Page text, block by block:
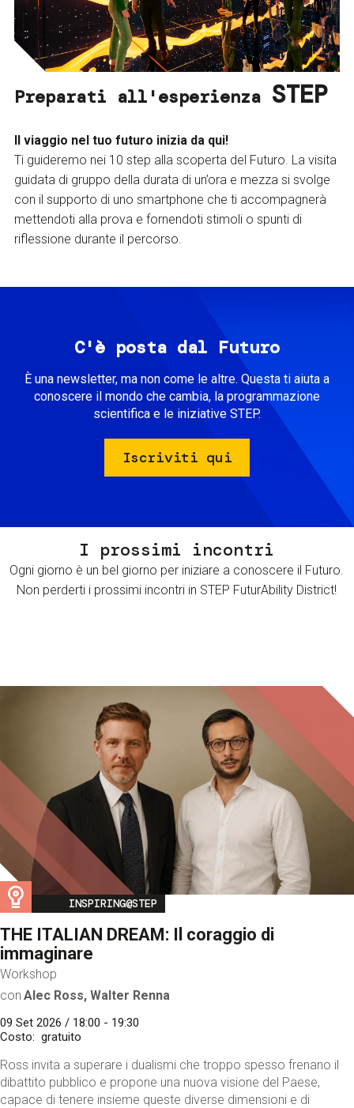
Preparati all'esperienza STEP
Il viaggio nel tuo futuro inizia da qui!
Ti guideremo nei 10 step alla scoperta del Futuro. La visita
guidata di gruppo della durata di un’ora e mezza si svolge
con il supporto di uno smartphone che ti accompagnerà
mettendoti alla prova e fornendoti stimoli o spunti di
riflessione durante il percorso.
C'è posta dal Futuro
È una newsletter, ma non come le altre. Questa ti aiuta a
conoscere il mondo che cambia, la programmazione
scientifica e le iniziative STEP.
Iscriviti qui
I prossimi incontri
Ogni giorno è un bel giorno per iniziare a conoscere il Futuro.
Non perderti i prossimi incontri in STEP FuturAbility District!
Image
INSPIRING@STEP
THE ITALIAN DREAM: Il coraggio di
immaginare
Workshop
con Alec Ross, Walter Renna
09 Set 2026 / 18:00 - 19:30
Costo
gratuito
Ross invita a superare i dualismi che troppo spesso frenano il
dibattito pubblico e propone una nuova visione del Paese,
capace di tenere insieme queste diverse dimensioni e di